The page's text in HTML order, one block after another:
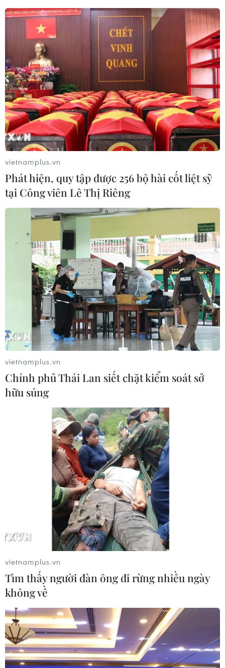
vietnamplus.vn
Phát hiện, quy tập được 256 bộ hài cốt liệt sỹ
tại Công viên Lê Thị Riêng
vietnamplus.vn
Chính phủ Thái Lan siết chặt kiểm soát sở
hữu súng
vietnamplus.vn
Tìm thấy người đàn ông đi rừng nhiều ngày
không về